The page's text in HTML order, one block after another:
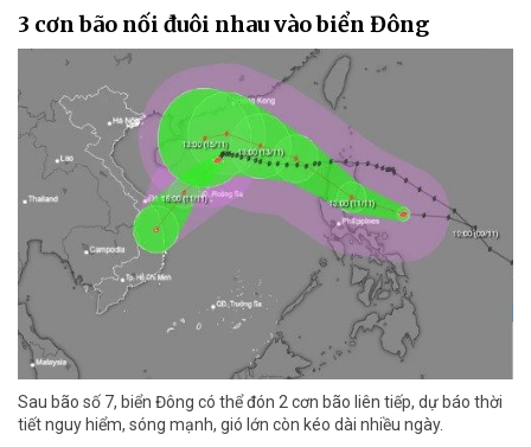
3 cơn bão nối đuôi nhau vào biển Đông
Sau bão số 7, biển Đông có thể đón 2 cơn bão liên tiếp, dự báo thời
tiết nguy hiểm, sóng mạnh, gió lớn còn kéo dài nhiều ngày.